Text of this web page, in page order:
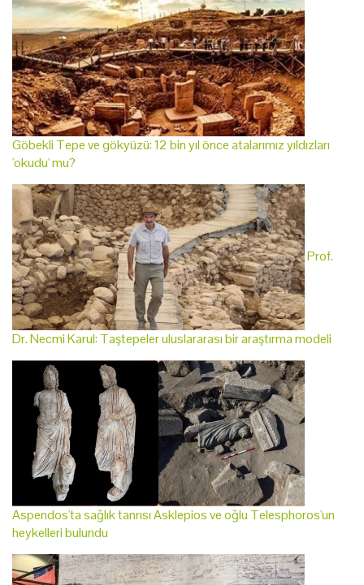
Göbekli Tepe ve gökyüzü: 12 bin yıl önce atalarımız yıldızları
'okudu' mu?
Prof.
Dr. Necmi Karul: Taştepeler uluslararası bir araştırma modeli
Aspendos'ta sağlık tanrısı Asklepios ve oğlu Telesphoros'un
heykelleri bulundu